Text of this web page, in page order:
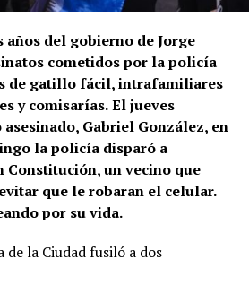
del gobierno de Jorge
cometidos por la policía
de gatillo fácil, intrafamiliares
y comisarías.El jueves
Gabriel González, en
la policía disparó a
Constitución, un vecino que
que le robaran el celular.
por su vida.
la Ciudad fusiló a dos